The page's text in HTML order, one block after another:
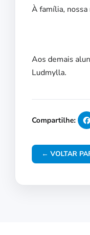
À família,
Aos demais
Ludmylla.
Compartilhe:
← VOLTAR